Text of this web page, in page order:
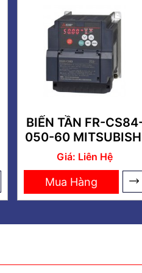
BIẾN TẦN FR-
050-60
Giá: Liên Hệ
Mua Hàng